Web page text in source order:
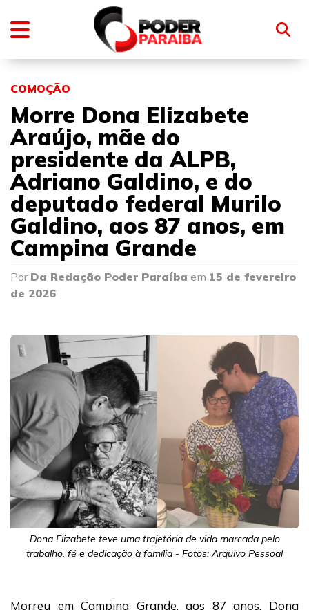
COMOÇÃO
Morre Dona Elizabete
Araújo, mãe do
presidente da ALPB,
Adriano Galdino, e do
deputado federal Murilo
Galdino, aos 87 anos, em
Campina Grande
Por Da Redação Poder Paraíba em 15 de fevereiro
de 2026
Dona Elizabete teve uma trajetória de vida marcada pelo
trabalho, fé e dedicação à família - Fotos: Arquivo Pessoal
Morreu em Campina Grande, aos 87 anos, Dona